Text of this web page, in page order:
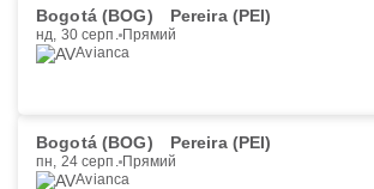
Bogotá (BOG) Pereira (PEI)
нд, 30 серп. Прямий
Avianca
Bogotá (BOG) Pereira (PEI)
пн, 24 серп. Прямий
Avianca